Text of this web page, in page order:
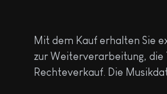
Mit dem Kauf erhalten Sie
zur Weiterverarbeitung, die
Rechteverkauf. Die